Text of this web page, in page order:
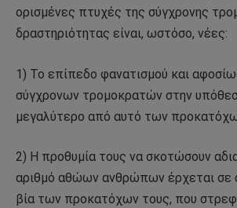
ορισμένες πτυχές της σύγχρονης
δραστηριότητας είναι, ωστόσο, νέες:
1) Το επίπεδο φανατισμού και
σύγχρονων τρομοκρατών στην
μεγαλύτερο από αυτό των
2) Η προθυμία τους να σκοτώσουν
αριθμό αθώων ανθρώπων έρχεται σε
βία των προκατόχων τους, που